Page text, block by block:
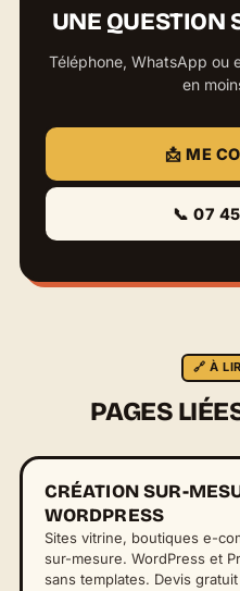
UNE QUESTION
Téléphone, WhatsApp ou
en
📩 ME
📞 07
🔗 À
PAGES
CRÉATION SUR-
WORDPRESS
Sites vitrine, boutiques e-
sur-mesure. WordPress et
sans templates. Devis